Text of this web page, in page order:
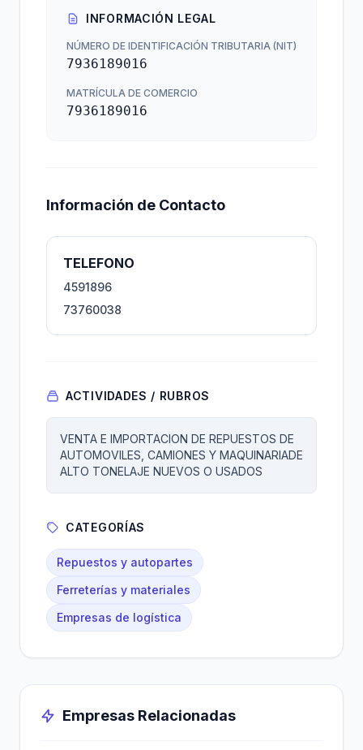
INFORMACIÓN LEGAL
NÚMERO DE IDENTIFICACIÓN TRIBUTARIA (NIT)
7936189016
MATRÍCULA DE COMERCIO
7936189016
Información de Contacto
TELEFONO
4591896
73760038
ACTIVIDADES / RUBROS
VENTA E IMPORTACION DE REPUESTOS DE
AUTOMOVILES, CAMIONES Y MAQUINARIADE
ALTO TONELAJE NUEVOS O USADOS
CATEGORÍAS
Repuestos y autopartes
Ferreterías y materiales
Empresas de logística
Empresas Relacionadas